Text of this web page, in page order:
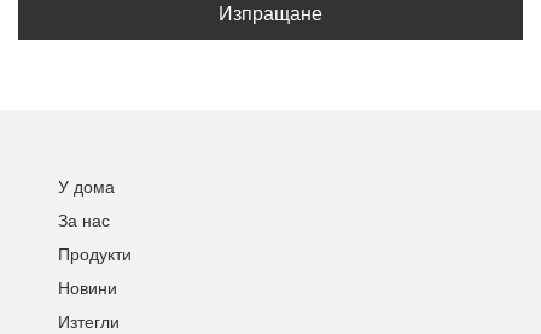
Изпращане
У дома
За нас
Продукти
Новини
Изтегли